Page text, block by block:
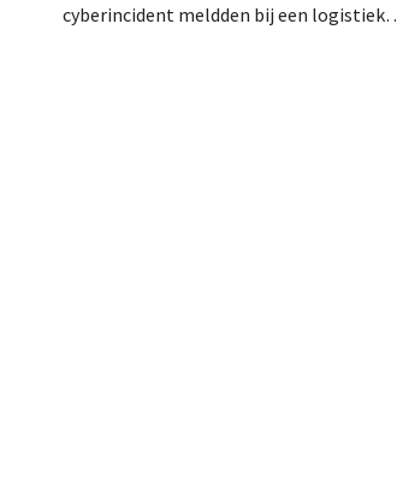
cyberincident meldden bij een logistieke